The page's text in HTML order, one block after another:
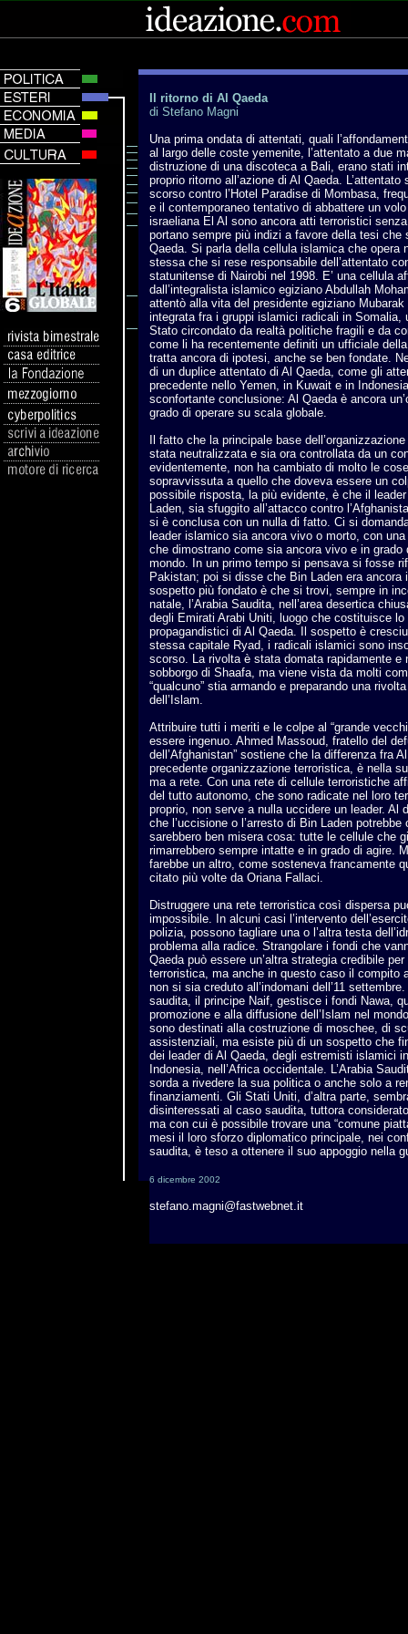
Il ritorno di Al Qaeda
di Stefano Magni
Una prima ondata di attentati, quali
al largo delle coste yemenite, l’attentato a due
distruzione di una discoteca a Bali, erano stati
proprio ritorno all’azione di Al Qaeda.
scorso contro l’Hotel Paradise di Mombasa,
e il contemporaneo tentativo di abbattere un
israeliana El Al sono ancora atti terroristici
portano sempre più indizi a favore della tesi che
Qaeda. Si parla della cellula islamica che opera
stessa che si rese responsabile dell’attentato
statunitense di Nairobi nel 1998. E’ una cellula
dall’integralista islamico egiziano Abdullah
attentò alla vita del presidente egiziano Mubarak
integrata fra i gruppi islamici radicali in Somalia,
Stato circondato da realtà politiche fragili e da
come li ha recentemente definiti un ufficiale
tratta ancora di ipotesi, anche se ben fondate.
di un duplice attentato di Al Qaeda, come gli
precedente nello Yemen, in Kuwait e in
sconfortante conclusione: Al Qaeda è ancora
grado di operare su scala globale.
Il fatto che la principale base
stata neutralizzata e sia ora controllata da un
evidentemente, non ha cambiato di molto le
sopravvissuta a quello che doveva essere un
possibile risposta, la più evidente, è che il
Laden, sia sfuggito all’attacco contro
si è conclusa con un nulla di fatto. Ci si
leader islamico sia ancora vivo o morto, con
che dimostrano come sia ancora vivo e in grado
mondo. In un primo tempo si pensava si fosse
Pakistan; poi si disse che Bin Laden era ancora
sospetto più fondato è che si trovi, sempre in
natale, l’Arabia Saudita, nell’area desertica
degli Emirati Arabi Uniti, luogo che costituisce
propagandistici di Al Qaeda. Il sospetto è
stessa capitale Ryad, i radicali islamici sono
scorso. La rivolta è stata domata rapidamente e
sobborgo di Shaafa, ma viene vista da molti
“qualcuno” stia armando e preparando una
dell’Islam.
Attribuire tutti i meriti e le colpe al “grande
essere ingenuo. Ahmed Massoud, fratello del
dell’Afghanistan” sostiene che la differenza fra
precedente organizzazione terroristica, è nella
ma a rete. Con una rete di cellule terroristiche
del tutto autonomo, che sono radicate nel loro
proprio, non serve a nulla uccidere un leader. Al
che l’uccisione o l’arresto di Bin Laden
sarebbero ben misera cosa: tutte le cellule che
rimarrebbero sempre intatte e in grado di agire.
farebbe un altro, come sosteneva francamente
citato più volte da Oriana Fallaci.
Distruggere una rete terroristica così dispersa
impossibile. In alcuni casi l’intervento
polizia, possono tagliare una o l’altra testa
problema alla radice. Strangolare i fondi che
Qaeda può essere un’altra strategia credibile
terroristica, ma anche in questo caso il compito
non si sia creduto all’indomani dell’11
saudita, il principe Naif, gestisce i fondi Nawa,
promozione e alla diffusione dell’Islam nel
sono destinati alla costruzione di moschee, di
assistenziali, ma esiste più di un sospetto che
dei leader di Al Qaeda, degli estremisti islamici
Indonesia, nell’Africa occidentale. L’Arabia
sorda a rivedere la sua politica o anche solo a
finanziamenti. Gli Stati Uniti, d’altra parte,
disinteressati al caso saudita, tuttora
ma con cui è possibile trovare una “comune
mesi il loro sforzo diplomatico principale, nei
saudita, è teso a ottenere il suo appoggio nella
6 dicembre 2002
stefano.magni@fastwebnet.it